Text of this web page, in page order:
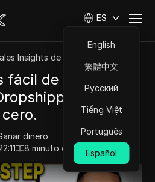
ES
English
繁體中文
Русский
Tiếng Việt
Português
Español
Insights de Videos
de comenzar
desde
cero.
dinero
8 minuto de lectura
fácil de comenzar con